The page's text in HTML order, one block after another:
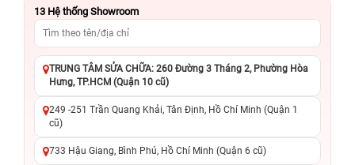
13 Hệ thống Showroom
TRUNG TÂM SỬA CHỮA: 260 Đường 3 Tháng 2, Phường Hòa
Hưng, TP.HCM (Quận 10 cũ)
249 -251 Trần Quang Khải, Tân Định, Hồ Chí Minh (Quận 1
cũ)
733 Hậu Giang, Bình Phú, Hồ Chí Minh (Quận 6 cũ)